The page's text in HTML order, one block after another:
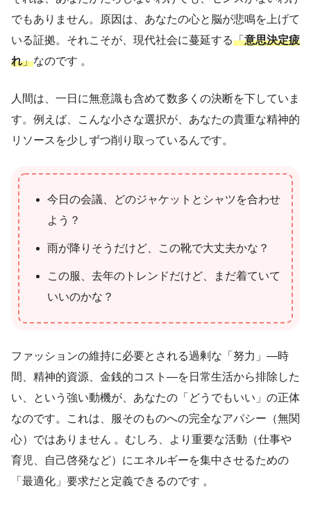
でもありません。原因は、あなたの心と脳が悲鳴を上げて
いる証拠。それこそが、現代社会に蔓延する「意思決定疲
れ」なのです 。
人間は、一日に無意識も含めて数多くの決断を下していま
す。例えば、こんな小さな選択が、あなたの貴重な精神的
リソースを少しずつ削り取っているんです。
今日の会議、どのジャケットとシャツを合わせ
よう？
雨が降りそうだけど、この靴で大丈夫かな？
この服、去年のトレンドだけど、まだ着ていて
いいのかな？
ファッションの維持に必要とされる過剰な「努力」—時
間、精神的資源、金銭的コスト—を日常生活から排除した
い、という強い動機が、あなたの「どうでもいい」の正体
なのです。これは、服そのものへの完全なアパシー（無関
心）ではありません 。むしろ、より重要な活動（仕事や
育児、自己啓発など）にエネルギーを集中させるための
「最適化」要求だと定義できるのです 。